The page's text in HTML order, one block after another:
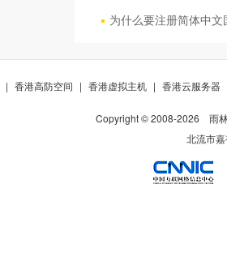
为什么要注册简体中文
| 香港高防空间 | 香港虚拟主机 | 香港云服务器
Copyright © 2008-2026
雨
北流市